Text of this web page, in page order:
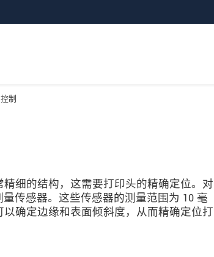
制
细的结构，这需要打印头的精确定位。对
量传感器。这些传感器的测量范围为 10 毫
确定边缘和表面倾斜度，从而精确定位打